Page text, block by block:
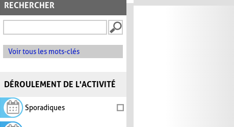
RECHERCHER
Voir tous les mots-clés
DÉROULEMENT DE L'ACTIVITÉ
Sporadiques